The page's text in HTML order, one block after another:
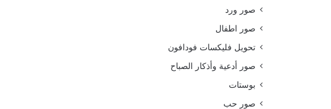
صور ورد
صور اطفال
تحويل فليكسات فودافون
صور أدعية وأذكار الصباح
بوستات
صور حب